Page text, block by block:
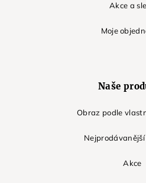
Akce a
Moje
Naše
Obraz podle
Akce